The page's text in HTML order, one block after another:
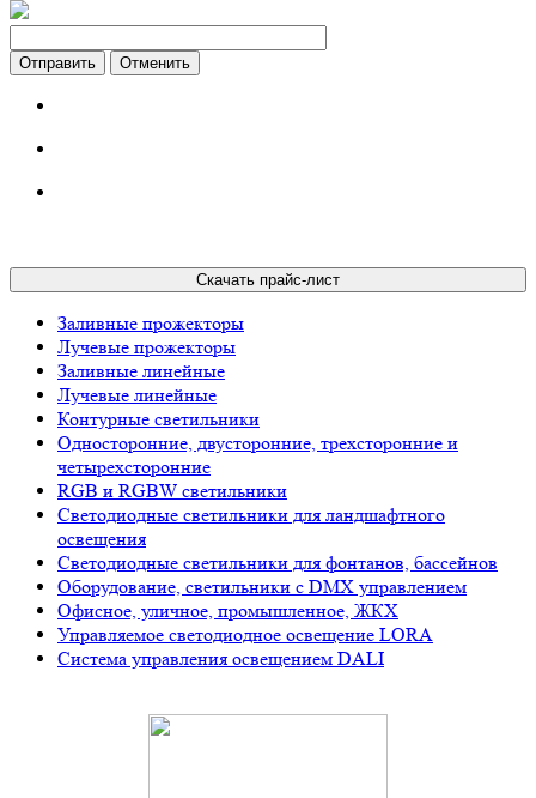
Отменить
Скачать прайс-лист
Заливные прожекторы
Лучевые прожекторы
Заливные линейные
Лучевые линейные
Контурные светильники
Односторонние, двусторонние, трехсторонние и
четырехсторонние
RGB и RGBW светильники
Светодиодные светильники для ландшафтного
освещения
Светодиодные светильники для фонтанов, бассейнов
Оборудование, светильники с DMX управлением
Офисное, уличное, промышленное, ЖКХ
Управляемое светодиодное освещение LORA
Система управления освещением DALI